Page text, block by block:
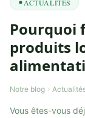
ACTUALITÉS
Pourquoi
produits
Notre blog
Vous êtes-vous